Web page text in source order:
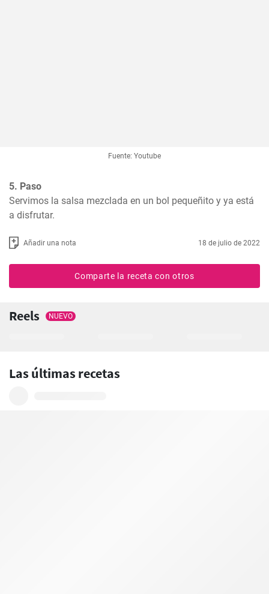
Fuente: Youtube
5. Paso
Servimos la salsa mezclada en un bol pequeñito y ya está
a disfrutar.
Añadir una nota 18 de julio de 2022
Comparte la receta con otros
Reels NUEVO
Las últimas recetas